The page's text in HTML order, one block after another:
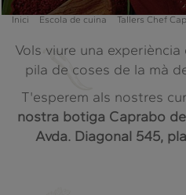
Inici Escola de cuina Tallers Chef
Vols viure una
pila de coses de la mà
T'esperem als nostres
nostra botiga Caprabo
Avda. Diagonal 545,